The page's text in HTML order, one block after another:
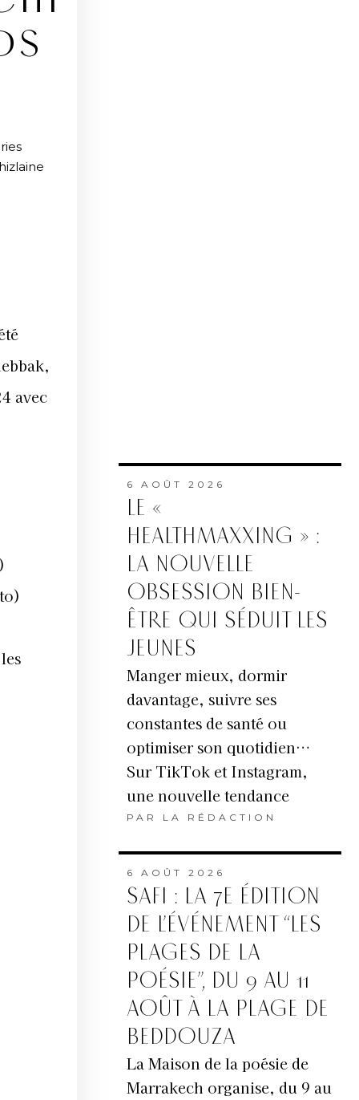
avec
6 AOÛT 2026
LE «
HEALTHMAXXING » :
LA NOUVELLE
OBSESSION BIEN-
ÊTRE QUI SÉDUIT LES
JEUNES
Manger mieux, dormir
davantage, suivre ses
constantes de santé ou
optimiser son quotidien…
Sur TikTok et Instagram,
une nouvelle tendance
PAR LA RÉDACTION
6 AOÛT 2026
SAFI : LA 7E ÉDITION
DE L’ÉVÉNEMENT “LES
PLAGES DE LA
POÉSIE”, DU 9 AU 11
AOÛT À LA PLAGE DE
BEDDOUZA
La Maison de la poésie de
Marrakech organise, du 9 au